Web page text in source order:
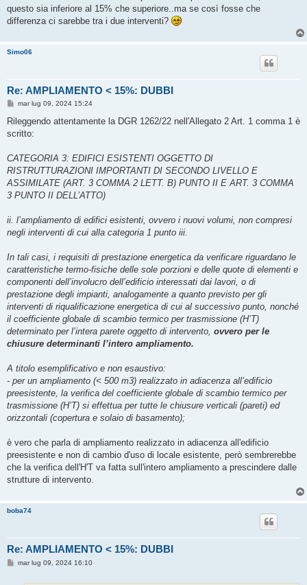
g
i
questo sia inferiore al 15% che superiore..ma se così fosse che
differenza ci sarebbe tra i due interventi?
Simo06
Re: AMPLIAMENTO < 15%: DUBBI
M
s
a
i
o
mar lug 09, 2024 15:24
Rileggendo attentamente la DGR 1262/22 nell'Allegato 2 Art. 1 comma 1 è
scritto:
CATEGORIA 3: EDIFICI ESISTENTI OGGETTO DI
RISTRUTTURAZIONI IMPORTANTI DI SECONDO LIVELLO E
ASSIMILATE (ART. 3 COMMA 2 LETT. B) PUNTO II E ART. 3 COMMA
3 PUNTO II DELL’ATTO)
ii. l’ampliamento di edifici esistenti, ovvero i nuovi volumi, non compresi
negli interventi di cui alla categoria 1 punto iii.
In tali casi, i requisiti di prestazione energetica da verificare riguardano le
caratteristiche termo-fisiche delle sole porzioni e delle quote di elementi e
componenti dell’involucro dell’edificio interessati dai lavori, o di
prestazione degli impianti, analogamente a quanto previsto per gli
interventi di riqualificazione energetica di cui al successivo punto, nonché
il coefficiente globale di scambio termico per trasmissione (H’T)
determinato per l’intera parete oggetto di intervento, ovvero per le
chiusure determinanti l’intero ampliamento.
A titolo esemplificativo e non esaustivo:
- per un ampliamento (< 500 m3) realizzato in adiacenza all’edificio
preesistente, la verifica del coefficiente globale di scambio termico per
trasmissione (H’T) si effettua per tutte le chiusure verticali (pareti) ed
orizzontali (copertura e solaio di basamento);
è vero che parla di ampliamento realizzato in adiacenza all'edificio
preesistente e non di cambio d'uso di locale esistente, però sembrerebbe
che la verifica dell'H'T va fatta sull'intero ampliamento a prescindere dalle
strutture di intervento.
boba74
Re: AMPLIAMENTO < 15%: DUBBI
Mmar lug 09, 2024 16:10